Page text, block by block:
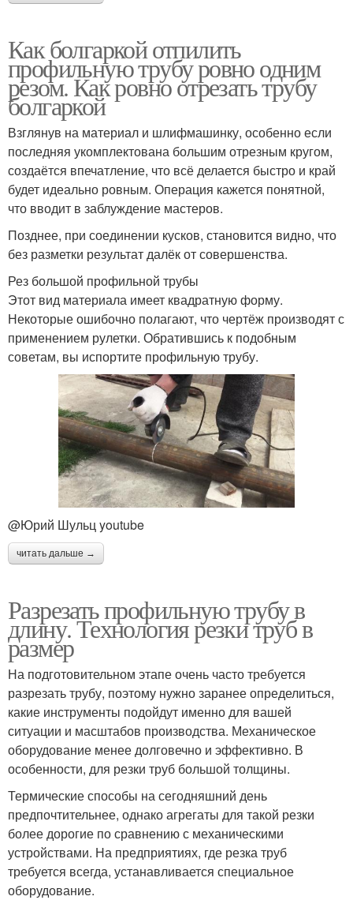
Как болгаркой отпилить
профильную трубу ровно одним
резом. Как ровно отрезать трубу
болгаркой
Взглянув на материал и шлифмашинку, особенно если
последняя укомплектована большим отрезным кругом,
создаётся впечатление, что всё делается быстро и край
будет идеально ровным. Операция кажется понятной,
что вводит в заблуждение мастеров.
Позднее, при соединении кусков, становится видно, что
без разметки результат далёк от совершенства.
Рез большой профильной трубы
Этот вид материала имеет квадратную форму.
Некоторые ошибочно полагают, что чертёж производят с
применением рулетки. Обратившись к подобным
советам, вы испортите профильную трубу.
@Юрий Шульц youtube
читать дальше →
Разрезать профильную трубу в
длину. Технология резки труб в
размер
На подготовительном этапе очень часто требуется
разрезать трубу, поэтому нужно заранее определиться,
какие инструменты подойдут именно для вашей
ситуации и масштабов производства. Механическое
оборудование менее долговечно и эффективно. В
особенности, для резки труб большой толщины.
Термические способы на сегодняшний день
предпочтительнее, однако агрегаты для такой резки
более дорогие по сравнению с механическими
устройствами. На предприятиях, где резка труб
требуется всегда, устанавливается специальное
оборудование.